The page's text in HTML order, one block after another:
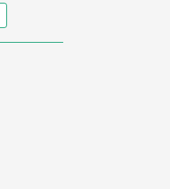
線で大パニ
を繋いで』
験談に8万